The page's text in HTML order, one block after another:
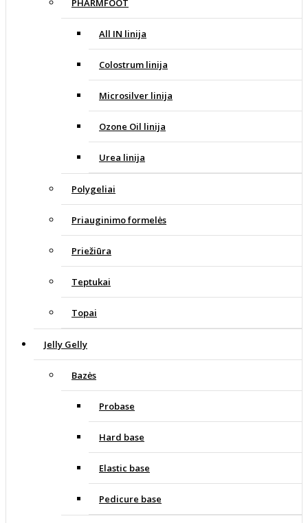
PHARMFOOT
All IN linija
Colostrum linija
Microsilver linija
Ozone Oil linija
Urea linija
Polygeliai
Priauginimo formelės
Priežiūra
Teptukai
Topai
Jelly Gelly
Bazės
Probase
Hard base
Elastic base
Pedicure base